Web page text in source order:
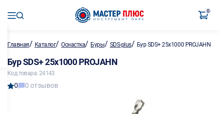
0
Главная/ Каталог/Оснастка/ Буры/ SDS-plus/ Бур SDS+ 25х1000 PROJAHN
Бур SDS+ 25х1000 PROJAHN
Код товара: 24143
0 0 отзывов